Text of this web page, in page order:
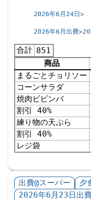
2026年6月24日
2026年6月出費
合計 851
商品
まるごとチョリソー
コーンサラダ
焼肉ビビンバ
割引 40%
練り物の天ぷら
割引 40%
レジ袋
出費@スーパー 夕
2026年6月23日出